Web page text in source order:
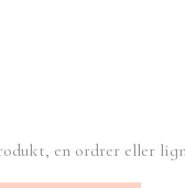
en ordrer eller